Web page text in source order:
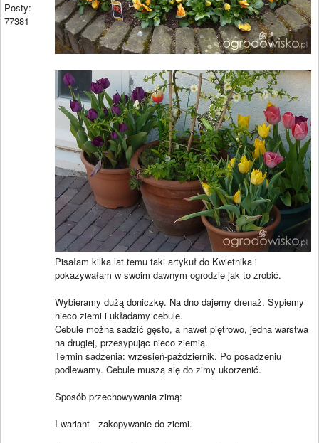
Posty:
77381
Pisałam kilka lat temu taki artykuł do Kwietnika i
pokazywałam w swoim dawnym ogrodzie jak to zrobić.
Wybieramy dużą doniczkę. Na dno dajemy drenaż. Sypiemy
nieco ziemi i układamy cebule.
Cebule można sadzić gęsto, a nawet piętrowo, jedna warstwa
na drugiej, przesypując nieco ziemią.
Termin sadzenia: wrzesień-październik. Po posadzeniu
podlewamy. Cebule muszą się do zimy ukorzenić.
Sposób przechowywania zimą:
I wariant - zakopywanie do ziemi.